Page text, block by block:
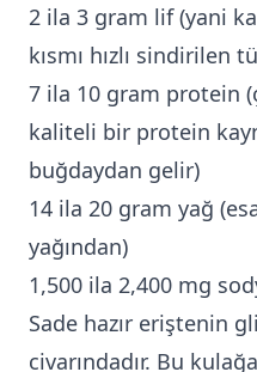
2 ila 3 gram lif (yani
kısmı hızlı sindirilen
7 ila 10 gram protein
kaliteli bir protein
buğdaydan gelir)
14 ila 20 gram yağ
yağından)
1,500 ila 2,400 mg
Sade hazır eriştenin
civarındadır. Bu